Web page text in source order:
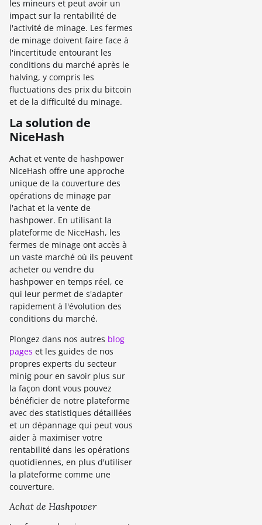
les mineurs et peut avoir un
impact sur la rentabilité de
l'activité de minage. Les fermes
de minage doivent faire face à
l'incertitude entourant les
conditions du marché après le
halving, y compris les
fluctuations des prix du bitcoin
et de la difficulté du minage.
La solution de
NiceHash
Achat et vente de hashpower
NiceHash offre une approche
unique de la couverture des
opérations de minage par
l'achat et la vente de
hashpower. En utilisant la
plateforme de NiceHash, les
fermes de minage ont accès à
un vaste marché où ils peuvent
acheter ou vendre du
hashpower en temps réel, ce
qui leur permet de s'adapter
rapidement à l'évolution des
conditions du marché.
Plongez dans nos autres blog
pages et les guides de nos
propres experts du secteur
minig pour en savoir plus sur
la façon dont vous pouvez
bénéficier de notre plateforme
avec des statistiques détaillées
et un dépannage qui peut vous
aider à maximiser votre
rentabilité dans les opérations
quotidiennes, en plus d'utiliser
la plateforme comme une
couverture.
Achat de Hashpower